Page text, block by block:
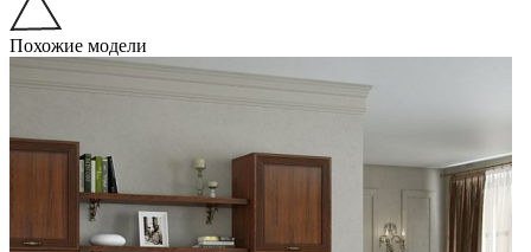
Похожие модели